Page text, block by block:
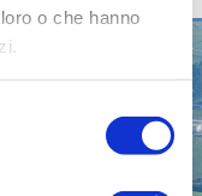
o che hanno